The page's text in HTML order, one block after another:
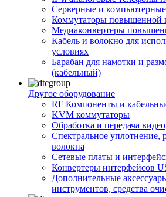
Серверные и
Коммутаторы повышенной
Медиаконвертеры
Кабель и волокно для
условиях
Барабан для намотки и
(кабельный)
Другое оборудование
RF Компоненты и
KVM коммутаторы
Обработка и передача видео
Спектральное уплотнение,
волокна
Сетевые платы и
Конвертеры интерфейсов
Дополнительные
инструментов, средства